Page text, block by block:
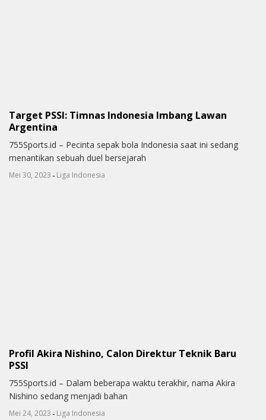
Target PSSI: Timnas Indonesia Imbang Lawan
Argentina
755Sports.id – Pecinta sepak bola Indonesia saat ini sedang
menantikan sebuah duel bersejarah
Mei 30, 2023 - Liga Indonesia
Profil Akira Nishino, Calon Direktur Teknik Baru
PSSI
755Sports.id – Dalam beberapa waktu terakhir, nama Akira
Nishino sedang menjadi bahan
Mei 24, 2023 - Liga Indonesia